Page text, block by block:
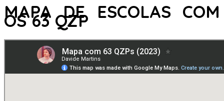
MAPA DE ESCOLAS COM
OS 63 QZP